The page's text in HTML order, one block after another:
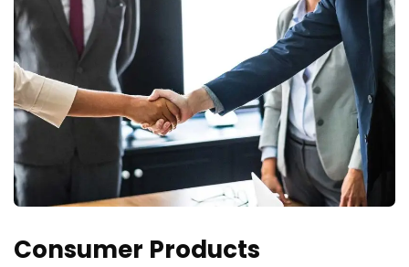
Consumer Products